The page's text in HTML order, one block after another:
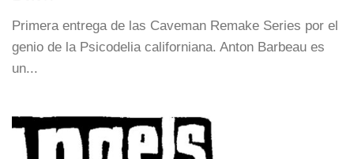
Primera entrega de las Caveman Remake Series por el
genio de la Psicodelia californiana. Anton Barbeau es
un...